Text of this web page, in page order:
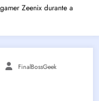
Zeenix durante a
FinalBossGeek